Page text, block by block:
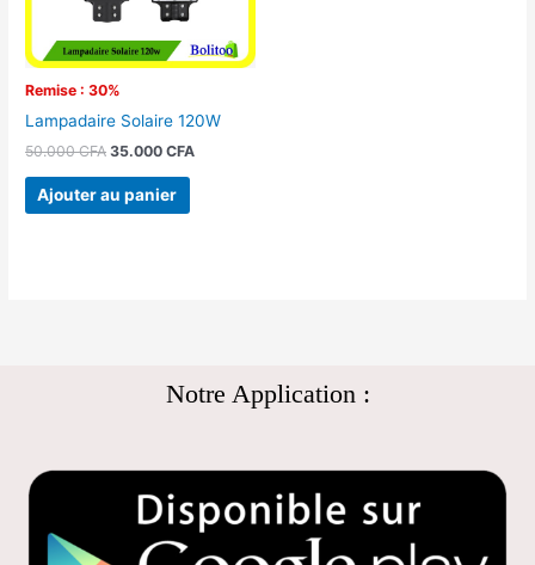
Remise : 30%
Lampadaire Solaire 120W
50.000CFA 35.000CFA
Ajouter au panier
Notre Application :